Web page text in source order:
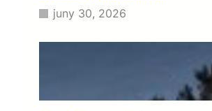
juny 30, 2026